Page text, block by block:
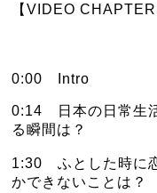
【VIDEO
0:00　Intro
0:14　日本の日常生
る瞬間は？
1:30　ふとした時に
かできないことは？